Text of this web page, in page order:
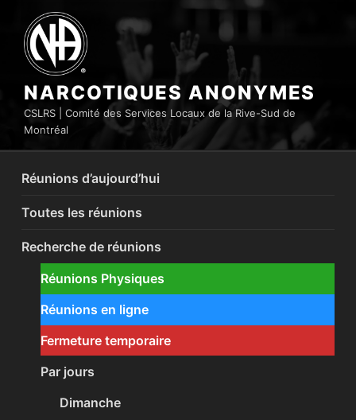
contenu
principal
NARCOTIQUES ANONYMES
CSLRS | Comité des Services Locaux de la Rive-Sud de
Montréal
Réunions d’aujourd’hui
Toutes les réunions
Recherche de réunions
Réunions Physiques
Réunions en ligne
Fermeture temporaire
Par jours
Dimanche